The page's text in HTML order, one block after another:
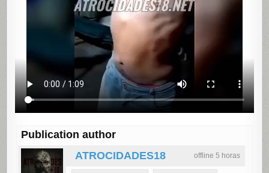
Publication author
offline 5 horas
ATROCIDADES18